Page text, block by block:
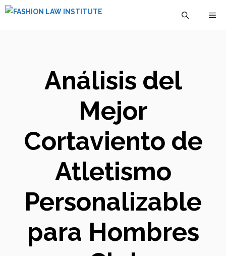
Saltar
Análisis del
Mejor
Cortaviento de
Atletismo
Personalizable
para Hombres